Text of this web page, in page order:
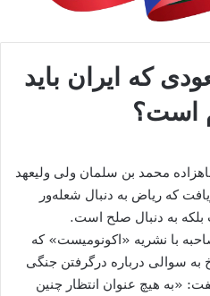
که ایران باید
است؟
محمد بن سلمان ولی ولیعهد
که ریاض به دنبال شعله‌ور
به دنبال صلح است.
با نشریه «اکونومیست» که
به سوالی درباره درگرفتن جنگی
«به هیچ عنوان انتظار چنین